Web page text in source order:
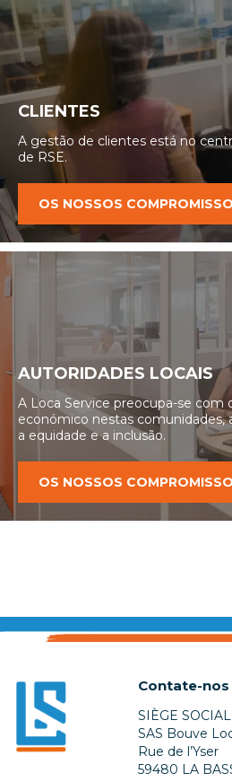
CLIENTES
A gestão de clientes está no
de RSE.
OS NOSSOS
AUTORIDADES LOCAIS
A Loca Service preocupa-se com
económico nestas comunidades,
a equidade e a inclusão.
OS NOSSOS
Contate-nos
SIÈGE SOCIAL
SAS Bouve
Rue de l’Yser
59480 LA